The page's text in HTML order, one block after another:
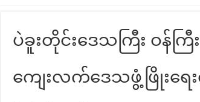
ပဲခူးတိုင်းဒေသကြီး ဝန်ကြီ
ကျေးလက်ဒေသဖွံ့ဖြိုးရေး